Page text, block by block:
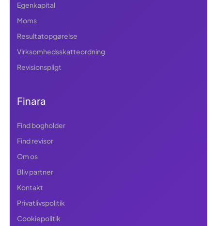
Egenkapital
Moms
Resultatopgørelse
Virksomhedsskatteordning
Revisionspligt
Finara
Find bogholder
Find revisor
Om os
Bliv partner
Kontakt
Privatlivspolitik
Cookiepolitik